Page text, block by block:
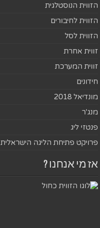
הזווית הנוסטלגית
הזווית לחיבורים
הזווית לסל
זווית אחרת
זווית המערכת
חידונים
מונדיאל 2018
מנג'ר
פנטזי ליג
פרויקט פתיחת הליגה הישראלית
אז מי אנחנו ?